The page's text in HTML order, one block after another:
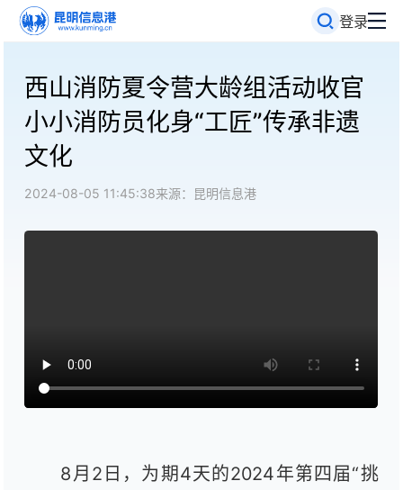
登录
西山消防夏令营大龄组活动收官
小小消防员化身“工匠”传承非遗
文化
2024-08-05 11:45:38来源：昆明信息港
8月2日，为期4天的2024年第四届“挑